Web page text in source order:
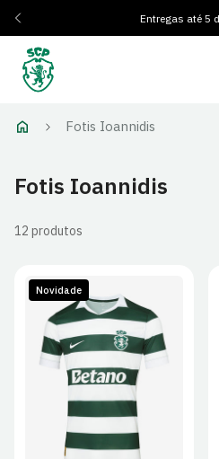
Entregas até 5
Fotis Ioannidis
Fotis Ioannidis
12 produtos
Novidade
S